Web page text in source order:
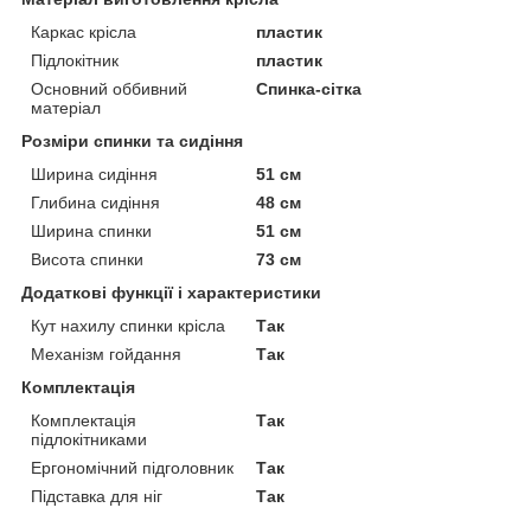
Каркас крісла
пластик
Підлокітник
пластик
Основний оббивний
матеріал
Спинка-сітка
Розміри спинки та сидіння
Ширина сидіння
51 см
Глибина сидіння
48 см
Ширина спинки
51 см
Висота спинки
73 см
Додаткові функції і характеристики
Кут нахилу спинки крісла
Так
Механізм гойдання
Так
Комплектація
Комплектація
підлокітниками
Так
Ергономічний підголовник
Так
Підставка для ніг
Так